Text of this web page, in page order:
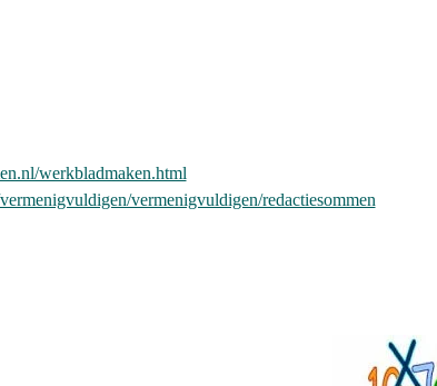
werkbladmaken.html
vermenigvuldigen/redactiesommen